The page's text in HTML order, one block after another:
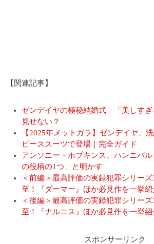
【関連記事】
ゼンデイヤの極秘結婚式―「美しすぎ
見せない？
【2025年メットガラ】ゼンデイヤ、
ピーススーツで登場｜完全ガイド
アンソニー・ホプキンス、ハンニバ
の役柄の1つ」と明かす
＜前編＞最高評価の実録犯罪シリー
至！『ダーマー』ほか必見作を一挙紹
＜後編＞最高評価の実録犯罪シリー
至！『ナルコス』ほか必見作を一挙紹
スポンサーリンク